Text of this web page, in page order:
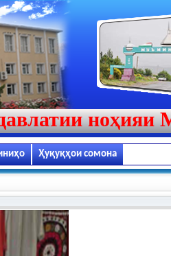
ноҳияи
Ҳуқуқҳои сомона